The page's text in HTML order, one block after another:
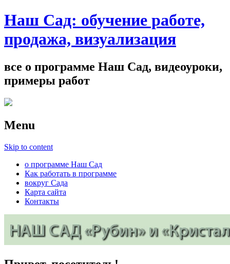
Наш Сад: обучение работе,
продажа, визуализация
все о программе Наш Сад, видеоуроки,
примеры работ
Menu
Skip to content
о программе Наш Сад
Как работать в программе
вокруг Сада
Карта сайта
Контакты